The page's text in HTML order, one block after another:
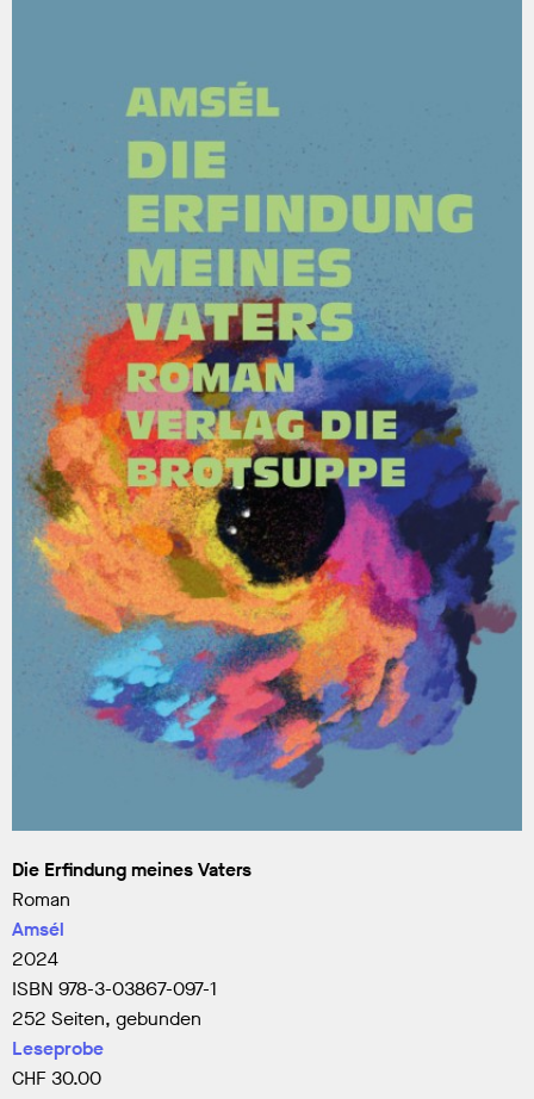
Die Erfindung meines Vaters
Roman
Amsél
2024
ISBN 978-3-03867-097-1
252 Seiten, gebunden
Leseprobe
CHF30.00